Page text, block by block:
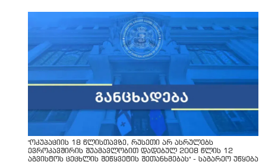
"ოკუპაციის 18 წლისთავზე, რუსეთი არ ასრულებს
ევროკავშირის შუამავლობით დადებულ 2008 წლის 12
აგვისტოს ცეცხლის შეწყვეტის შეთანხმებას" - საგარეო უწყება